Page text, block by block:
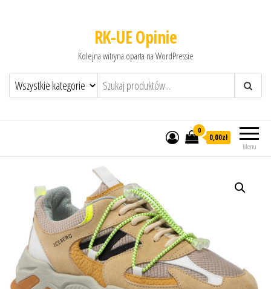
RK-UE Opinie
Kolejna witryna oparta na WordPressie
Menu
0
0,00zł